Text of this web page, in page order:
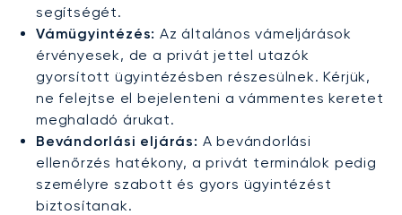
segítségét.
Vámügyintézés: Az általános vámeljárások
érvényesek, de a privát jettel utazók
gyorsított ügyintézésben részesülnek. Kérjük,
ne felejtse el bejelenteni a vámmentes keretet
meghaladó árukat.
Bevándorlási eljárás: A bevándorlási
ellenőrzés hatékony, a privát terminálok pedig
személyre szabott és gyors ügyintézést
biztosítanak.